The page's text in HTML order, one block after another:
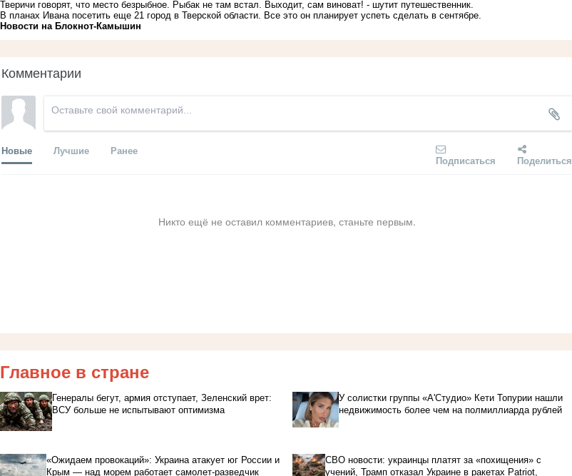
Тверичи говорят, что место безрыбное. Рыбак не там встал. Выходит, сам виноват! - шутит путешественник.
В планах Ивана посетить еще 21 город в Тверской области. Все это он планирует успеть сделать в сентябре.
Новости на Блoкнoт-Камышин
Комментарии
Новые Лучшие Ранее
Подписаться Поделиться
Никто ещё не оставил комментариев, станьте первым.
Главное в стране
Генералы бегут, армия отступает, Зеленский врет:
ВСУ больше не испытывают оптимизма
У солистки группы «А'Студио» Кети Топурии нашли
недвижимость более чем на полмиллиарда рублей
«Ожидаем провокаций»: Украина атакует юг России и
Крым — над морем работает самолет-разведчик
СВО новости: украинцы платят за «похищения» с
учений, Трамп отказал Украине в ракетах Patriot,